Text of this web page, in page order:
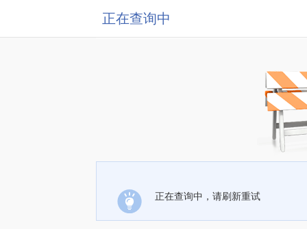
正在查询中
正在查询中，请刷新重试